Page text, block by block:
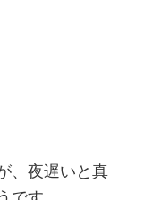
、夜遅いと真